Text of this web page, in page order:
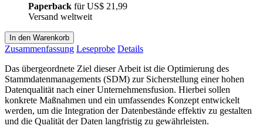
Paperback fürUS$ 21,99
Versand weltweit
In den Warenkorb
Zusammenfassung Leseprobe Details
Das übergeordnete Ziel dieser Arbeit ist die Optimierung des
Stammdatenmanagements (SDM) zur Sicherstellung einer hohen
Datenqualität nach einer Unternehmensfusion. Hierbei sollen
konkrete Maßnahmen und ein umfassendes Konzept entwickelt
werden, um die Integration der Datenbestände effektiv zu gestalten
und die Qualität der Daten langfristig zu gewährleisten.